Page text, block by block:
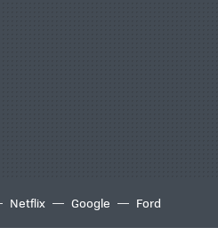
Netflix Google Ford